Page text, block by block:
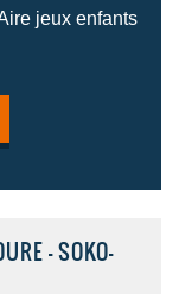
jeux enfants
- SOKO-